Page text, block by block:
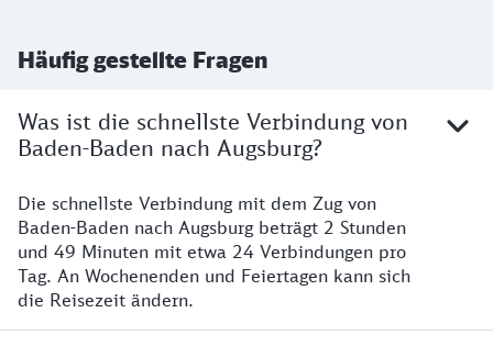
Häufig gestellte Fragen
Was ist die schnellste Verbindung von
Baden-Baden nach Augsburg?
Die schnellste Verbindung mit dem Zug von
Baden-Baden nach Augsburg beträgt 2 Stunden
und 49 Minuten mit etwa 24 Verbindungen pro
Tag. An Wochenenden und Feiertagen kann sich
die Reisezeit ändern.